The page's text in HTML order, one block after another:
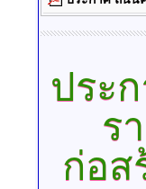
ประ
ร
ก่อส